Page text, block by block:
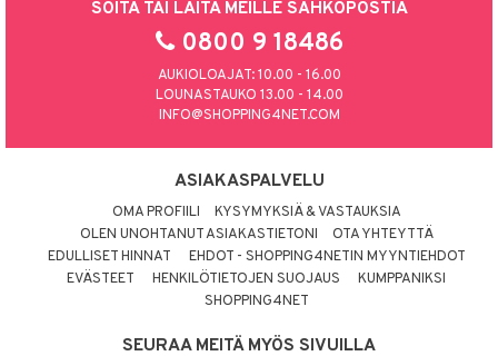
SOITA TAI LAITA MEILLE SÄHKÖPOSTIA
0800 9 18486
AUKIOLOAJAT: 10.00 - 16.00
LOUNASTAUKO 13.00 - 14.00
INFO@SHOPPING4NET.COM
ASIAKASPALVELU
OMA PROFIILI
KYSYMYKSIÄ & VASTAUKSIA
OLEN UNOHTANUT ASIAKASTIETONI
OTA YHTEYTTÄ
EDULLISET HINNAT
EHDOT - SHOPPING4NETIN MYYNTIEHDOT
EVÄSTEET
HENKILÖTIETOJEN SUOJAUS
KUMPPANIKSI
SHOPPING4NET
SEURAA MEITÄ MYÖS SIVUILLA